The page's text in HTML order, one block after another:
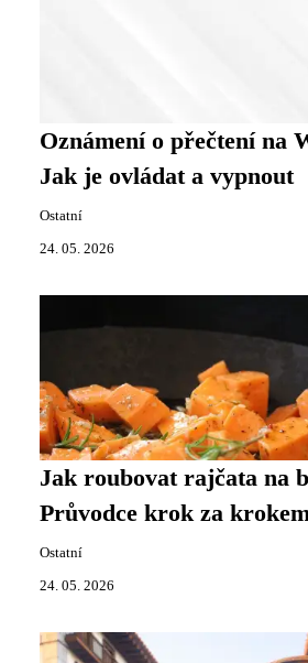
Oznámení o přečtení na
Jak je ovládat a vypnout
Ostatní
24. 05. 2026
Jak roubovat rajčata na
Průvodce krok za
Ostatní
24. 05. 2026